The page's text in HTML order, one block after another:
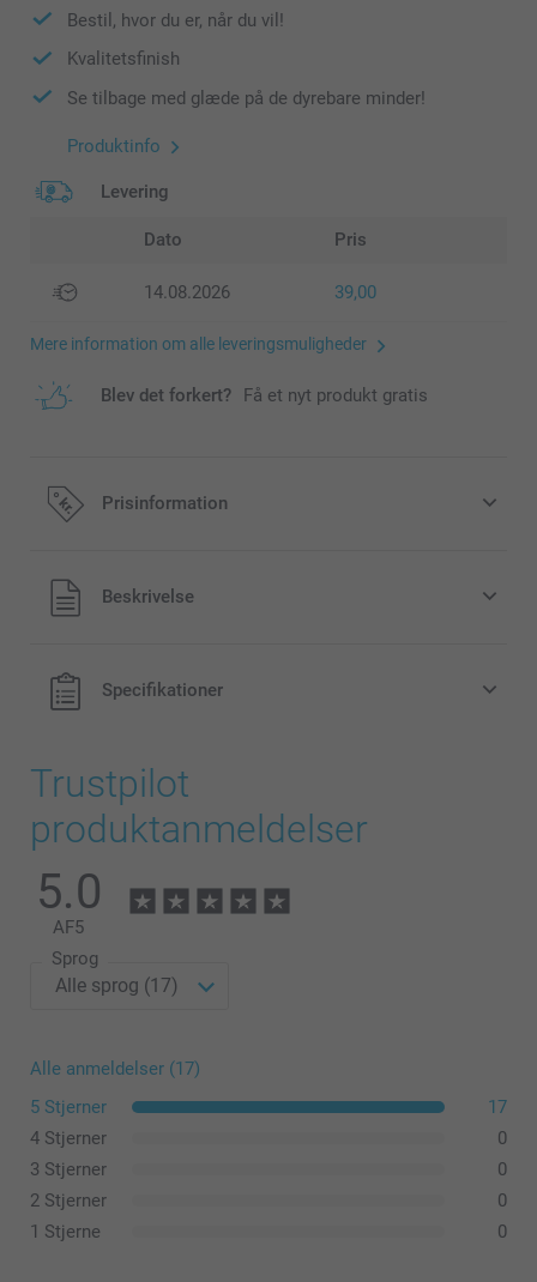
Bestil, hvor du er, når du vil!
Kvalitetsfinish
Se tilbage med glæde på de dyrebare minder!
Produktinfo
Levering
Dato Pris
14.08.2026 39,00
Mere information om alle leveringsmuligheder
Blev det forkert? Få et nyt produkt gratis
Prisinformation
Alle priser inklusive moms og uden
forsendelsesomkostninger
Beskrivelse
Specifikationer
Trustpilot
produktanmeldelser
5.0
AF5
Sprog
Alle anmeldelser (17)
5 Stjerner
17
4 Stjerner
0
3 Stjerner
0
2 Stjerner
0
1 Stjerne
0